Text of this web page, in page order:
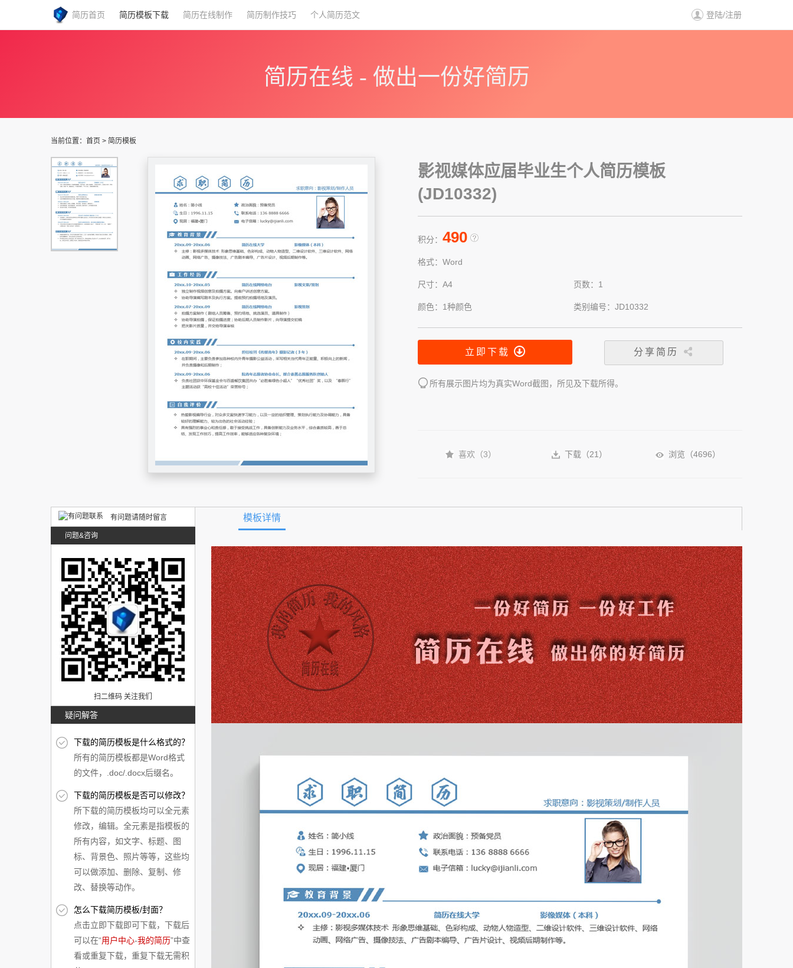
简历首页 简历模板下载 简历在线制作 简历制作技巧 个人简历范文 登陆/注册
简历在线 - 做出一份好简历
当前位置： 首页 > 简历模板
影视媒体应届毕业生个人简历模板
(JD10332)
积分： 490
格式：Word
尺寸：A4 页数：1
颜色：1种颜色 类别编号：JD10332
立即下载 分享简历
所有展示图片均为真实Word截图，所见及下载所得。
喜欢（3） 下载（21） 浏览（4696）
有问题请随时留言
问题&咨询
扫二维码 关注我们
疑问解答
下载的简历模板是什么格式的？
所有的简历模板都是Word格式
的文件，.doc/.docx后缀名。
下载的简历模板是否可以修改？
所下载的简历模板均可以全元素
修改，编辑。全元素是指模板的
所有内容，如文字、标题、图
标、背景色、照片等等，这些均
可以做添加、删除、复制、修
改、替换等动作。
怎么下载简历模板/封面？
点击立即下载即可下载，下载后
可以在“用户中心-我的简历”中查
看或重复下载，重复下载无需积
模板详情